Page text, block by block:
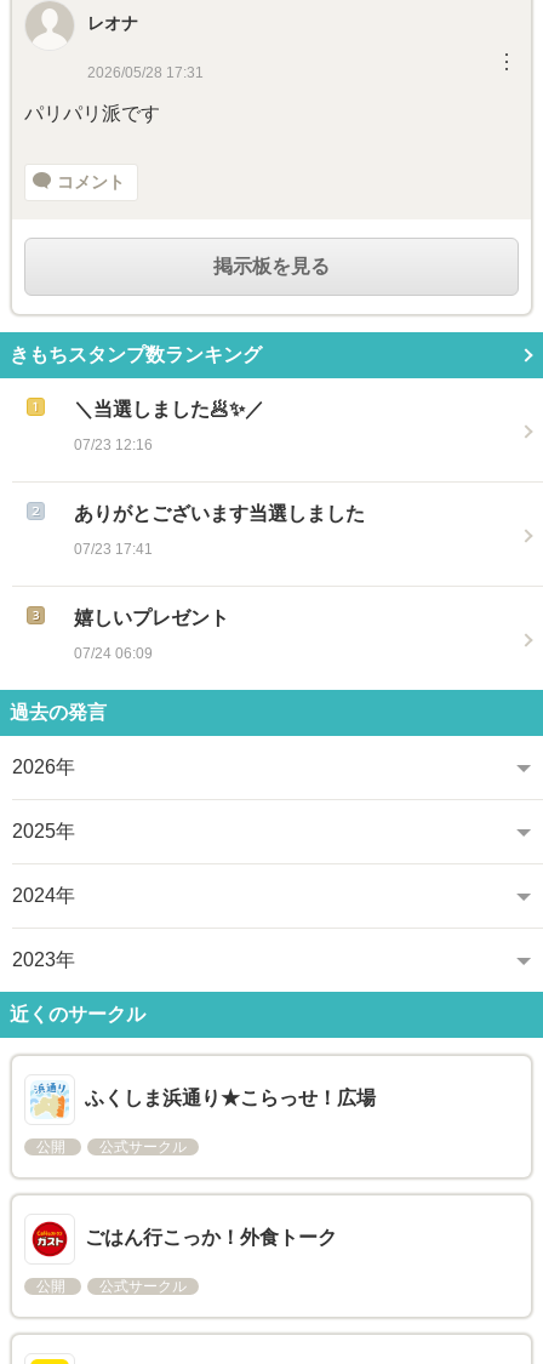
レオナ
2026/05/28 17:31 ︙
パリパリ派です
コメント
掲示板を見る
きもちスタンプ数ランキング
＼当選しました🥟✨／
07/23 12:16
ありがとございます当選しました
07/23 17:41
嬉しいプレゼント
07/24 06:09
過去の発言
2026年
2025年
2024年
2023年
近くのサークル
ふくしま浜通り★こらっせ！広場
公開 公式サークル
ごはん行こっか！外食トーク
公開 公式サークル